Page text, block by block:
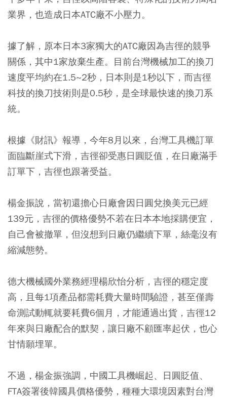
業界，也造成日本ATC廠不小壓力。
據了解，原本日本3家獨大的ATC廠因為吉徑的競爭
關係，其中1家放棄生產。目前台灣機械加工的換刀
速度平均約在1.5~2秒，日本則是1秒以下，而吉徑
科技的換刀技術則是0.5秒，是全球最快速的換刀系
統。
根據《財訊》報導，今年8月以來，台灣工具機訂單
面臨斷崖式下滑，吉徑卻受惠日圓貶值，在日廠滿手
訂單下，吉徑也跟著受益。
楊金振說，當初還擔心日廠會因日圓兌換美元已經
139元，吉徑的價格優勢不若在日本本地採購便宜，
自己會被撤單，但沒想到日廠仍繼續下單，絲毫沒有
縮減態勢。
德大機械國外業務經理楊欣怡分析，吉徑的穩定度
高，且每1項產品都需耗費大量時間驗證，甚至僅壽
命測試動輒就要耗費6個月，才能通過出貨，吉徑12
年來與日廠配合的默契，讓日廠不顧匯率起伏，也心
甘情願埋單。
不過，楊金振強調，中國工具機崛起、日圓貶值、
FTA簽署後韓國具價格優勢，種種大環境因素對台灣